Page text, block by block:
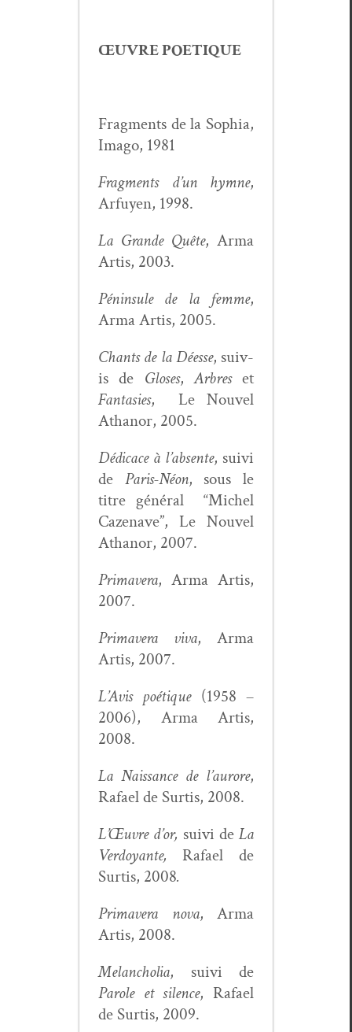
ŒUVRE POETIQUE
Frag­ments de la Sophia,
Ima­go, 1981
Frag­ments d’un hymne,
Arfuyen, 1998.
La Grande Quête, Arma
Artis, 2003.
Pénin­sule de la femme,
Arma Artis, 2005.
Chants de la Déesse, suiv­
is de Glos­es,Arbreset
Fan­tasies, Le Nou­v­el
Athanor, 2005.
Dédi­cace à l’ab­sente, suivi
de Paris-Néon, sous le
titre général “Michel
Cazenave”, Le Nou­v­el
Athanor, 2007.
Pri­mav­era, Arma Artis,
2007.
Pri­mav­era viva, Arma
Artis, 2007.
L’Avis poé­tique(1958 –
2006), Arma Artis,
2008.
La Nais­sance de l’au­rore,
Rafael de Sur­tis, 2008.
L’Œu­vre d’or, suivi deLa
Ver­doy­ante, Rafael de
Sur­tis, 2008.
Pri­mav­era nova, Arma
Artis, 2008.
Melan­cho­lia, suivi de
Parole et silence, Rafael
de Sur­tis, 2009.